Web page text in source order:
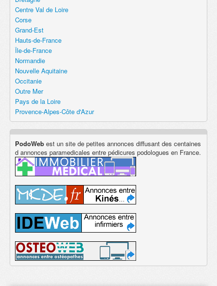
Centre Val de Loire
Corse
Grand-Est
Hauts-de-France
Île-de-France
Normandie
Nouvelle Aquitaine
Occitanie
Outre Mer
Pays de la Loire
Provence-Alpes-Côte d'Azur
PodoWeb est un site de petites annonces diffusant des centaines
d annonces paramedicales entre pédicures podologues en France.